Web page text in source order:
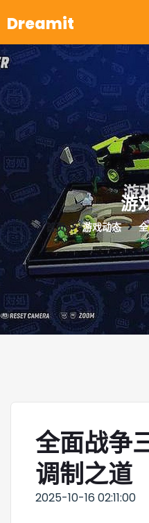
游
首页 游戏动态
全面战争
调制之道
2025-10-16 02:11:00